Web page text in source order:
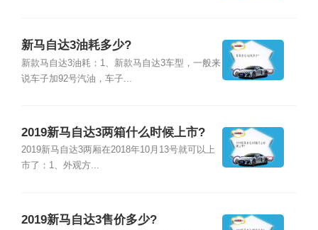
新马自达3油耗多少?
新款马自达3油耗：1、新款马自达3车型，一般来
说车子加92号汽油，车子...
2019新马自达3两箱什么时候上市?
2019新马自达3两厢在2018年10月13号就可以上
市了：1、外观方...
2019新马自达3售价多少?